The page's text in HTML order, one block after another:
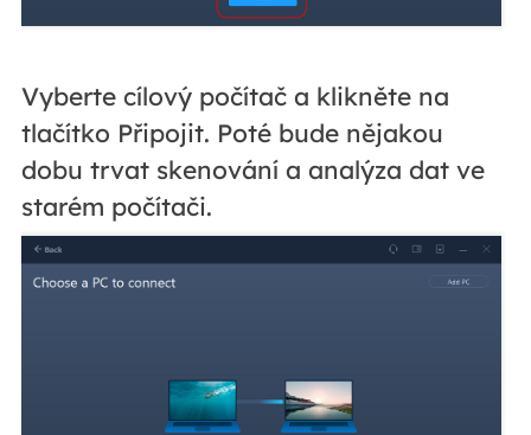
Vyberte cílový počítač a klikněte na
tlačítko Připojit. Poté bude nějakou
dobu trvat skenování a analýza dat ve
starém počítači.